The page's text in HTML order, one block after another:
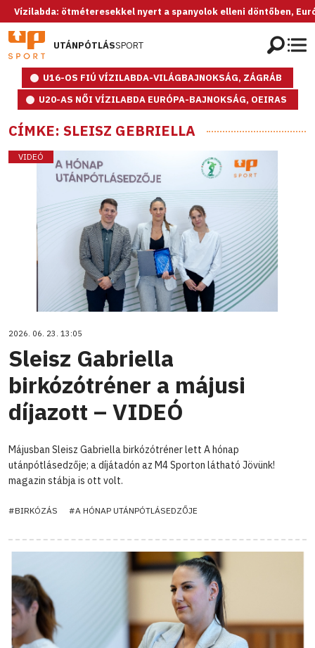
ötméteresekkel nyert a spanyolok elleni döntőben, Európa-
UTÁNPÓTLÁSSPORT
U16-OS FIÚ VÍZILABDA-VILÁGBAJNOKSÁG, ZÁGRÁB
U20-AS NŐI VÍZILABDA EURÓPA-BAJNOKSÁG, OEIRAS
CÍMKE: SLEISZ GEBRIELLA
VIDEÓ
2026. 06. 23. 13:05
Sleisz Gabriella
birkózótréner a májusi
díjazott – VIDEÓ
Májusban Sleisz Gabriella birkózótréner lett A hónap
utánpótlásedzője; a díjátadón az M4 Sporton látható Jövünk!
magazin stábja is ott volt.
#BIRKÓZÁS #A HÓNAP UTÁNPÓTLÁSEDZŐJE